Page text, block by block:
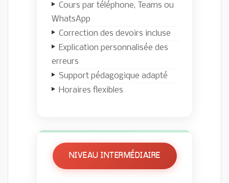
Cours par téléphone, Teams ou
WhatsApp
Correction des devoirs incluse
Explication personnalisée des
erreurs
Support pédagogique adapté
Horaires flexibles
NIVEAU INTERMÉDIAIRE